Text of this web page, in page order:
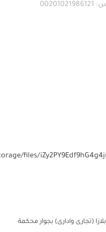
(تجارى وادارى) بجوار محكمة